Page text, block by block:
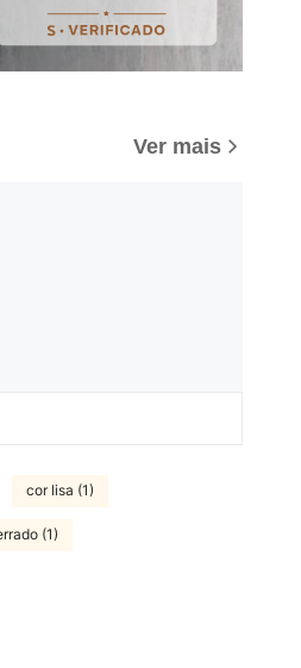
Ver mais
cor lisa (1)
(1)